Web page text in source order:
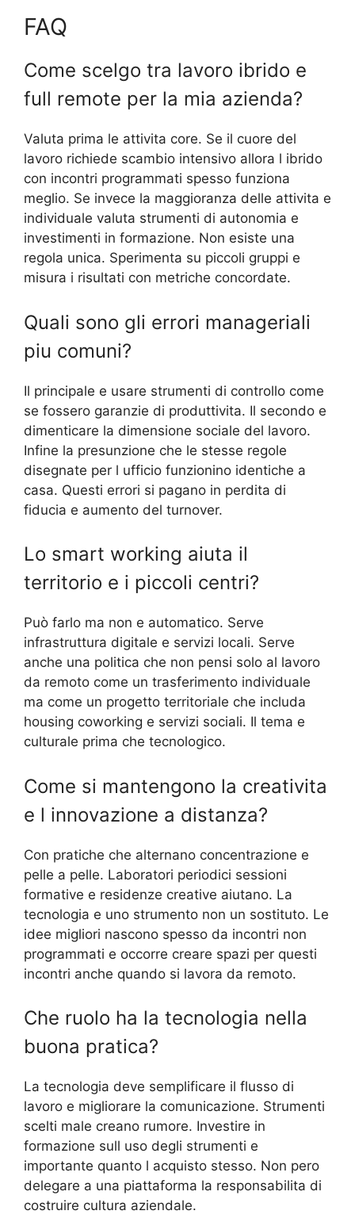
FAQ
Come scelgo tra lavoro ibrido e
full remote per la mia azienda?
Valuta prima le attivita core. Se il cuore del
lavoro richiede scambio intensivo allora l ibrido
con incontri programmati spesso funziona
meglio. Se invece la maggioranza delle attivita e
individuale valuta strumenti di autonomia e
investimenti in formazione. Non esiste una
regola unica. Sperimenta su piccoli gruppi e
misura i risultati con metriche concordate.
Quali sono gli errori manageriali
piu comuni?
Il principale e usare strumenti di controllo come
se fossero garanzie di produttivita. Il secondo e
dimenticare la dimensione sociale del lavoro.
Infine la presunzione che le stesse regole
disegnate per l ufficio funzionino identiche a
casa. Questi errori si pagano in perdita di
fiducia e aumento del turnover.
Lo smart working aiuta il
territorio e i piccoli centri?
Può farlo ma non e automatico. Serve
infrastruttura digitale e servizi locali. Serve
anche una politica che non pensi solo al lavoro
da remoto come un trasferimento individuale
ma come un progetto territoriale che includa
housing coworking e servizi sociali. Il tema e
culturale prima che tecnologico.
Come si mantengono la creativita
e l innovazione a distanza?
Con pratiche che alternano concentrazione e
pelle a pelle. Laboratori periodici sessioni
formative e residenze creative aiutano. La
tecnologia e uno strumento non un sostituto. Le
idee migliori nascono spesso da incontri non
programmati e occorre creare spazi per questi
incontri anche quando si lavora da remoto.
Che ruolo ha la tecnologia nella
buona pratica?
La tecnologia deve semplificare il flusso di
lavoro e migliorare la comunicazione. Strumenti
scelti male creano rumore. Investire in
formazione sull uso degli strumenti e
importante quanto l acquisto stesso. Non pero
delegare a una piattaforma la responsabilita di
costruire cultura aziendale.